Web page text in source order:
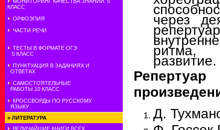
КЛАСС
ОРФОЭПИЯ
ЧАСТИ РЕЧИ
ТЕСТЫ В ФОРМАТЕ ОГЭ.
5 КЛАСС
ПУНКТУАЦИЯ В ЗАДАНИЯХ И
ОТВЕТАХ
САМОСТОЯТЕЛЬНЫЕ
РАБОТЫ.10 КЛАСС
КРОССВОРДЫ ПО РУССКОМУ
ЯЗЫКУ
» ЛИТЕРАТУРА
ВЕЛИЧАЙШИЕ КНИГИ ВСЕХ
через
ритма,
развитие.
Д.